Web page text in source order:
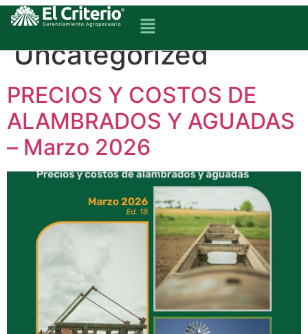
Categoría:
Uncategorized
PRECIOS Y COSTOS DE
ALAMBRADOS Y AGUADAS
– Marzo 2026